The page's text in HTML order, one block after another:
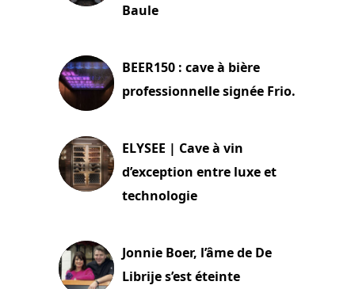
Baule
BEER150 : cave à bière
professionnelle signée Frio.
ELYSEE | Cave à vin
d’exception entre luxe et
technologie
Jonnie Boer, l’âme de De
Librije s’est éteinte